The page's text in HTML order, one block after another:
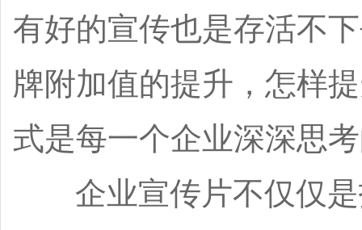
有好的宣传也是存活不
牌附加值的提升，怎样
式是每一个企业深深思
企业宣传片不仅仅是